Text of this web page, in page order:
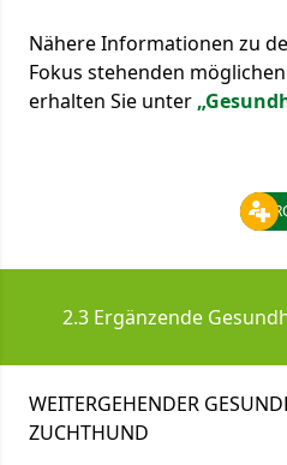
Nähere Informationen zu
Fokus stehenden
erhalten Sie unter
2.3 Ergänzende
WEITERGEHENDER
ZUCHTHUND